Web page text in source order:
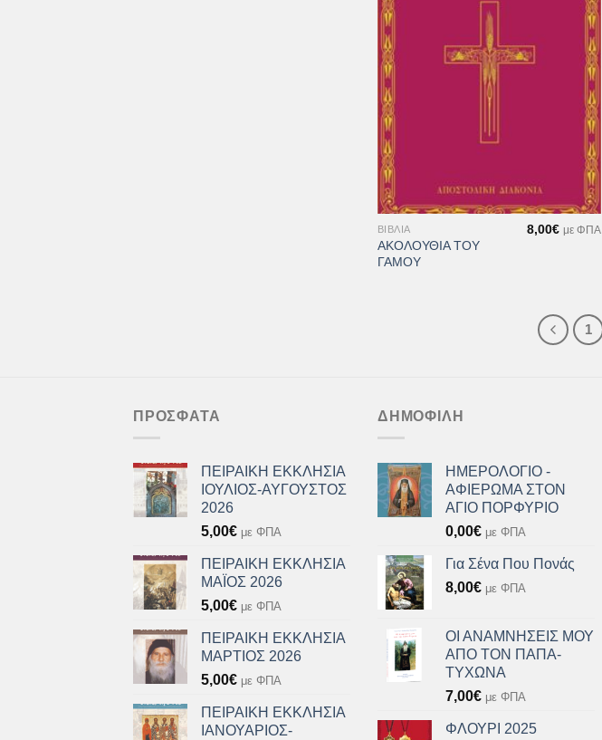
Επιθυμιών
ΒΙΒΛΊΑ
ΑΚΟΛΟΥΘΙΑ ΤΟΥ
ΓΑΜΟΥ
8,00€ με ΦΠΑ
1
ΠΡΌΣΦΑΤΑ
ΠΕΙΡΑΙΚΗ ΕΚΚΛΗΣΙΑ
ΙΟΥΛΙΟΣ-ΑΥΓΟΥΣΤΟΣ
2026
5,00€ με ΦΠΑ
ΠΕΙΡΑΙΚΗ ΕΚΚΛΗΣΙΑ
ΜΑΪΟΣ 2026
5,00€ με ΦΠΑ
ΠΕΙΡΑΙΚΗ ΕΚΚΛΗΣΙΑ
ΜΑΡΤΙΟΣ 2026
5,00€ με ΦΠΑ
ΠΕΙΡΑΙΚΗ ΕΚΚΛΗΣΙΑ
ΙΑΝΟΥΑΡΙΟΣ-
ΔΗΜΟΦΙΛΉ
ΗΜΕΡΟΛΟΓΙΟ -
ΑΦΙΕΡΩΜΑ ΣΤΟΝ
ΑΓΙΟ ΠΟΡΦΥΡΙΟ
0,00€ με ΦΠΑ
Για Σένα Που Πονάς
8,00€ με ΦΠΑ
ΟΙ ΑΝΑΜΝΗΣΕΙΣ ΜΟΥ
ΑΠΟ ΤΟΝ ΠΑΠΑ-
ΤΥΧΩΝΑ
7,00€ με ΦΠΑ
ΦΛΟΥΡΙ 2025